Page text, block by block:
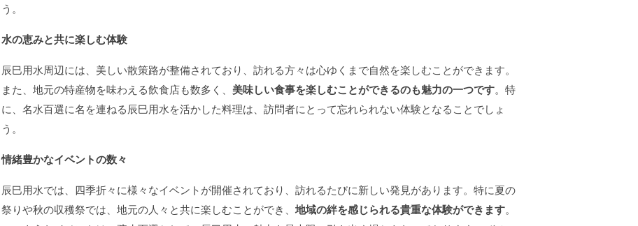
う。
水の恵みと共に楽しむ体験
辰巳用水周辺には、美しい散策路が整備されており、訪れる方々は心ゆくまで自然を楽しむことができます。
また、地元の特産物を味わえる飲食店も数多く、 美味しい食事を楽しむことができるのも魅力の一つです。特
に、名水百選に名を連ねる辰巳用水を活かした料理は、訪問者にとって忘れられない体験となることでしょ
う。
情緒豊かなイベントの数々
辰巳用水では、四季折々に様々なイベントが開催されており、訪れるたびに新しい発見があります。特に夏の
祭りや秋の収穫祭では、地元の人々と共に楽しむことができ、 地域の絆を感じられる貴重な体験ができます。